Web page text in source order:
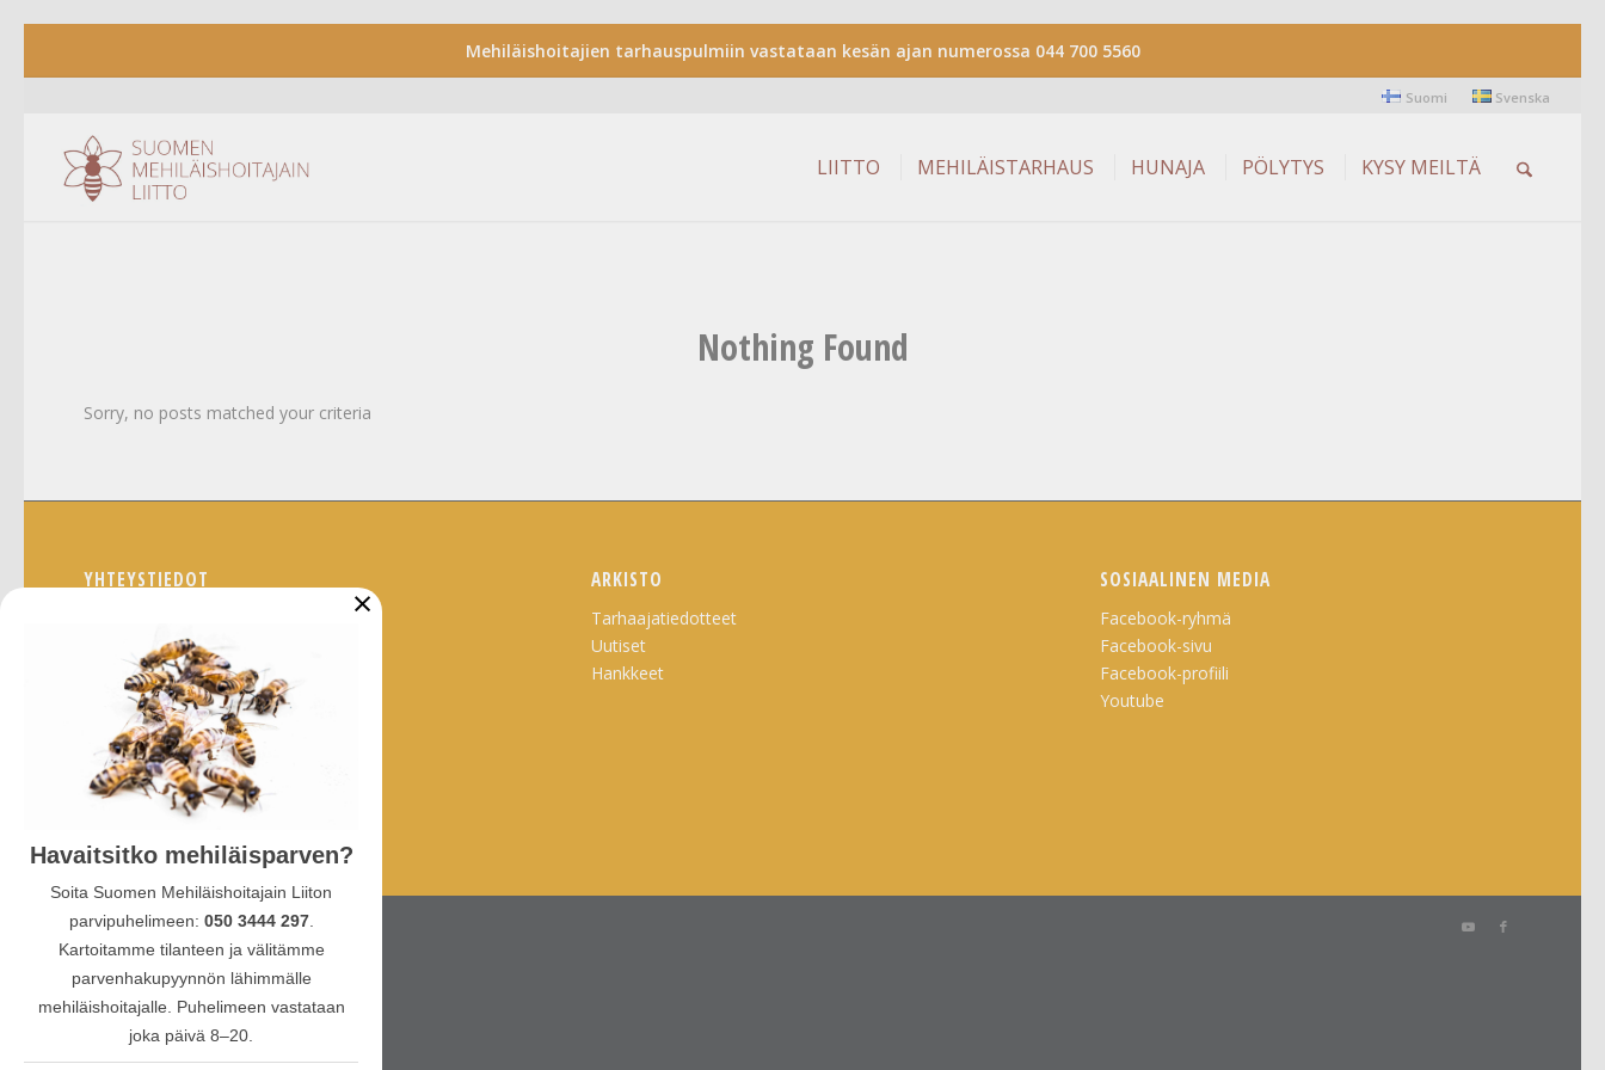
Mehiläishoitajien tarhauspulmiin vastataan kesän ajan numerossa 044 700 5560
Suomi Svenska
LIITTO MEHILÄISTARHAUS HUNAJA PÖLYTYS KYSY MEILTÄ
Nothing Found
Sorry, no posts matched your criteria
YHTEYSTIEDOT
00130 Helsinki
puhelin:
010 387 4770
sähköposti: sml(at)hunaja.net
Tietosuojaselosteet
ARKISTO
Tarhaajatiedotteet
Uutiset
Hankkeet
SOSIAALINEN MEDIA
Facebook-ryhmä
Facebook-sivu
Facebook-profiili
Youtube
© Suomen Mehiläishoitajain Liitto SML ry
Havaitsitko mehiläisparven?
Soita Suomen Mehiläishoitajain Liiton
parvipuhelimeen: 050 3444 297.
Kartoitamme tilanteen ja välitämme
parvenhakupyynnön lähimmälle
mehiläishoitajalle. Puhelimeen vastataan
joka päivä 8–20.
×